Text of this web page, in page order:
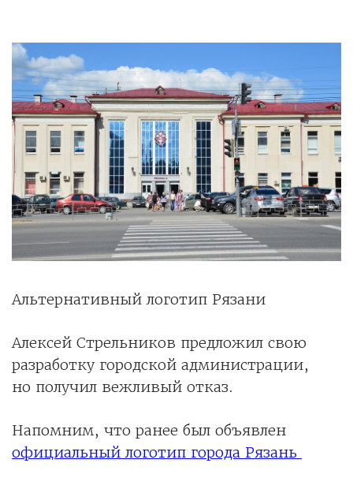
Альтернативный логотип Рязани
Алексей Стрельников предложил свою
разработку городской администрации,
но получил вежливый отказ.
Напомним, что ранее был объявлен
официальный логотип города Рязань